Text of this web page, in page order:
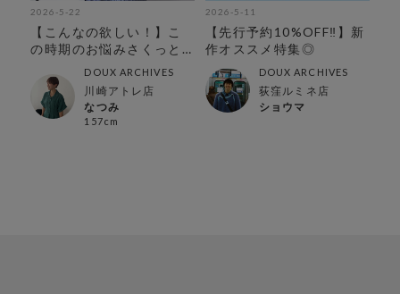
2026-5-22
【こんなの欲しい！】こ
の時期のお悩みさくっと
DOUX ARCHIVES
川崎アトレ店
なつみ
157cm
2026-5-11
【先行予約10%OFF‼︎】新
作オススメ特集◎
DOUX ARCHIVES
荻窪ルミネ店
ショウマ